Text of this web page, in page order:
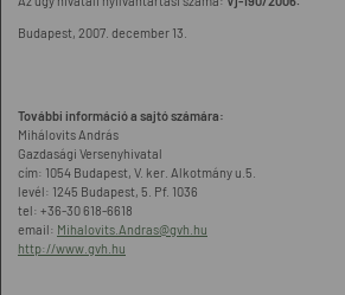
Budapest, 2007. december 13.
További információ a sajtó számára:
Mihálovits András
Gazdasági Versenyhivatal
cím: 1054 Budapest, V. ker. Alkotmány u.5.
levél: 1245 Budapest, 5. Pf. 1036
tel: +36-30 618-6618
email: Mihalovits.Andras@gvh.hu
http://www.gvh.hu